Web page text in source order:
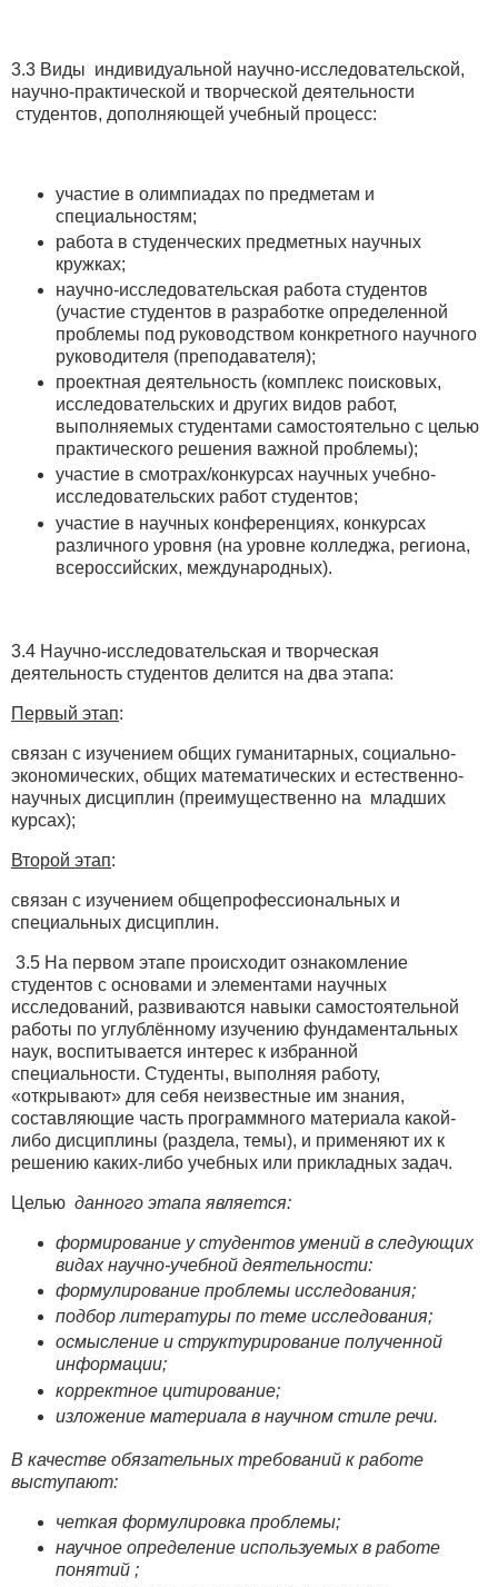
3.3 Виды индивидуальной научно-исследовательской,
научно-практической и творческой деятельности
студентов, дополняющей учебный процесс:
участие в олимпиадах по предметам и
специальностям;
работа в студенческих предметных научных
кружках;
научно-исследовательская работа студентов
(участие студентов в разработке определенной
проблемы под руководством конкретного научного
руководителя (преподавателя);
проектная деятельность (комплекс поисковых,
исследовательских и других видов работ,
выполняемых студентами самостоятельно с целью
практического решения важной проблемы);
участие в смотрах/конкурсах научных учебно-
исследовательских работ студентов;
участие в научных конференциях, конкурсах
различного уровня (на уровне колледжа, региона,
всероссийских, международных).
3.4 Научно-исследовательская и творческая
деятельность студентов делится на два этапа:
Первый этап:
связан с изучением общих гуманитарных, социально-
экономических, общих математических и естественно-
научных дисциплин (преимущественно на младших
курсах);
Второй этап:
связан с изучением общепрофессиональных и
специальных дисциплин.
3.5 На первом этапе происходит ознакомление
студентов с основами и элементами научных
исследований, развиваются навыки самостоятельной
работы по углублённому изучению фундаментальных
наук, воспитывается интерес к избранной
специальности. Студенты, выполняя работу,
«открывают» для себя неизвестные им знания,
составляющие часть программного материала какой-
либо дисциплины (раздела, темы), и применяют их к
решению каких-либо учебных или прикладных задач.
Целью данного этапа является:
формирование у студентов умений в следующих
видах научно-учебной деятельности:
формулирование проблемы исследования;
подбор литературы по теме исследования;
осмысление и структурирование полученной
информации;
корректное цитирование;
изложение материала в научном стиле речи.
В качестве обязательных требований к работе
выступают:
четкая формулировка проблемы;
научное определение используемых в работе
понятий ;